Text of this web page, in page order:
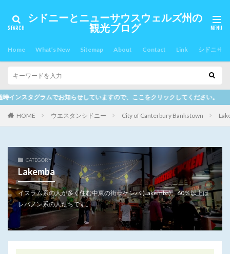
シドニーとニューサウスウェルズ州の
観光ブログ
Home What’s New Sitemap About Contact Link シドニー
いますので、ここをクリックしてください。
HOME ウエスタンシドニー City of Canterbury Bankstown
CATEGORY
Lakemba
イスラム系の人が多く住む中東の街ラケンバ (Lakemba)。60％以上は
レバノン系の人たちです。